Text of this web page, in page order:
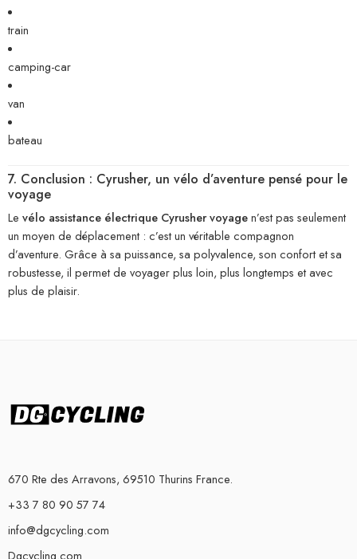
train
camping-car
van
bateau
7. Conclusion : Cyrusher, un vélo d’aventure pensé pour le
voyage
Le vélo assistance électrique Cyrusher voyagen’est pas seulement
un moyen de déplacement : c’est un véritable compagnon
d’aventure. Grâce à sa puissance, sa polyvalence, son confort et sa
robustesse, il permet de voyager plus loin, plus longtemps et avec
plus de plaisir.
670 Rte des Arravons, 69510 Thurins France.
+33 7 80 90 57 74
info@dgcycling.com
Dgcycling.com